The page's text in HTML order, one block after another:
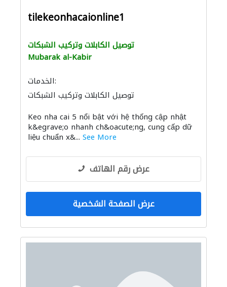
tilekeonhacaionline1
توصيل الكابلات وتركيب الشبكات
Mubarak al-Kabir
الخدمات:
توصيل الكابلات وتركيب الشبكات
Keo nha cai 5 nổi bật với hệ thống cập nhật
k&egrave;o nhanh ch&oacute;ng, cung cấp dữ
liệu chuẩn x&... See More
عرض رقم الهاتف
عرض الصفحة الشخصية